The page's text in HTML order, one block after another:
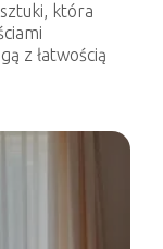
która
z łatwością